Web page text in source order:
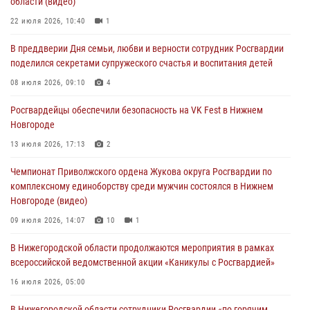
Росгвардейцы обеспечили безопасность на VK Fest в Нижнем
13 июля 2026, 17:13
Нижегородские росгвардейцы за прошедшую неделю выезжали
13 июля 2026, 06:45
Росгвардейцы предотвратили серию краж в Нижнем Новгороде
22 июля 2026, 10:40 1
В преддверии Дня семьи, любви и верности сотрудник Росгвардии
поделился секретами супружеского счастья и воспитания детей
08 июля 2026, 09:10 4
Росгвардейцы обеспечили безопасность на VK Fest в Нижнем
Новгороде
13 июля 2026, 17:13 2
Чемпионат Приволжского ордена Жукова округа Росгвардии по
комплексному единоборству среди мужчин состоялся в Нижнем
Новгороде (видео)
09 июля 2026, 14:07 10 1
В Нижегородской области продолжаются мероприятия в рамках
всероссийской ведомственной акции «Каникулы с Росгвардией»
16 июля 2026, 05:00